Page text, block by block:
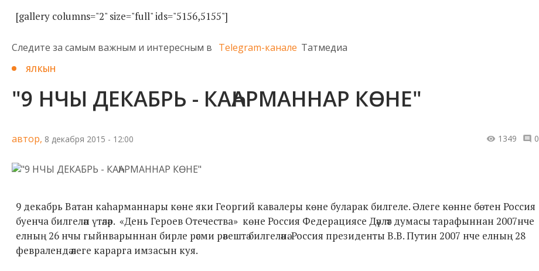
[gallery columns="2" size="full" ids="5156,5155"]
Следите за самым важным и интересным в Telegram-канале Татмедиа
ЯЛКЫН
"9 НЧЫ ДЕКАБРЬ - КАҺАРМАННАР КӨНЕ"
автор, 8 декабря 2015 - 12:00 1349 0
9 декабрь Ватан каһарманнары көне яки Георгий кавалеры көне буларак билгеле. Әлеге көнне бөтен Россия
буенча билгеләп үтәләр. «День Героев Отечества» көне Россия Федерациясе Дәүләт думасы тарафыннан 2007нче
елның 26 нчы гыйнварыннан бирле рәсми рәвештә билгеләнә. Россия президенты В.В. Путин 2007 нче елның 28
февралендә әлеге карарга имзасын куя.